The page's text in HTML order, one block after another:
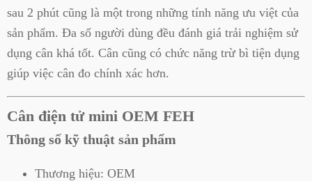
sau 2 phút cũng là một trong những tính năng ưu việt của
sản phẩm. Đa số người dùng đều đánh giá trải nghiệm sử
dụng cân khá tốt. Cân cũng có chức năng trừ bì tiện dụng
giúp việc cân đo chính xác hơn.
Cân điện tử mini OEM FEH
Thông số kỹ thuật sản phẩm
Thương hiệu: OEM